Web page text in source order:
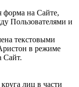
форма на Сайте,
Пользователями и
текстовыми
в режиме
Сайт.
лиц в части